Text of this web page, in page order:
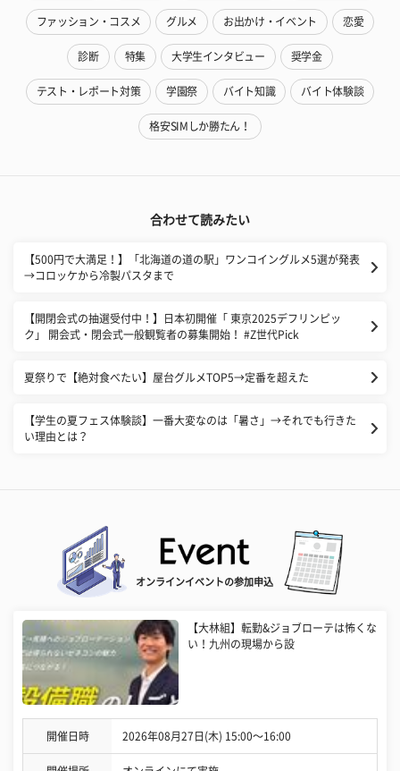
ファッション・コスメ グルメ お出かけ・イベント 恋愛
診断 特集 大学生インタビュー 奨学金
テスト・レポート対策 学園祭 バイト知識 バイト体験談
格安SIMしか勝たん！
合わせて読みたい
【500円で大満足！】「北海道の道の駅」ワンコイングルメ5選が発表
→コロッケから冷製パスタまで
【開閉会式の抽選受付中！】日本初開催「 東京2025デフリンピッ
ク」 開会式・閉会式一般観覧者の募集開始！ #Z世代Pick
夏祭りで【絶対食べたい】屋台グルメTOP5→定番を超えた
【学生の夏フェス体験談】一番大変なのは「暑さ」→それでも行きた
い理由とは？
オンラインイベントの参加申込
【大林組】転勤&ジョブローテは怖くな
い！九州の現場から設
開催日時 2026年08月27日(木) 15:00〜16:00